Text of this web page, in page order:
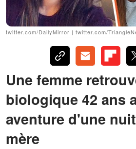
twitter.com/DailyMirror | twitter.com/
Une femme
biologique 42 ans
aventure d'une
mère